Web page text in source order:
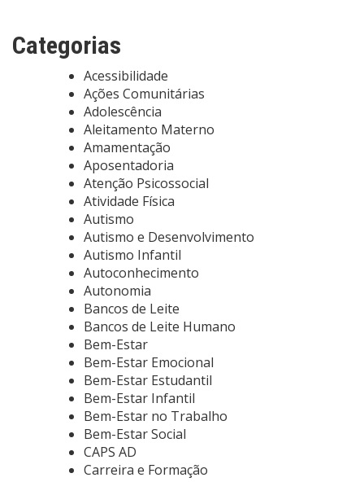
Categorias
Acessibilidade
Ações Comunitárias
Adolescência
Aleitamento Materno
Amamentação
Aposentadoria
Atenção Psicossocial
Atividade Física
Autismo
Autismo e Desenvolvimento
Autismo Infantil
Autoconhecimento
Autonomia
Bancos de Leite
Bancos de Leite Humano
Bem-Estar
Bem-Estar Emocional
Bem-Estar Estudantil
Bem-Estar Infantil
Bem-Estar no Trabalho
Bem-Estar Social
CAPS AD
Carreira e Formação